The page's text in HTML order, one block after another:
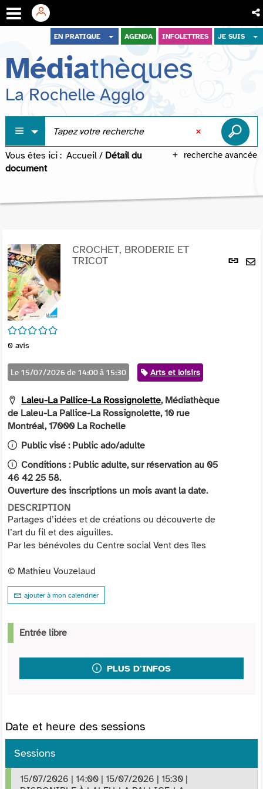
menu
contenu
recherche
EN PRATIQUE AGENDA INFOLETTRES JE SUIS
Médiathèques
La Rochelle Agglo
recherche avancée
Vous êtes ici : Accueil / Détail du
document
Lien
/5
0 avis
CROCHET, BRODERIE ET
TRICOT
Le 15/07/2026 de 14:00 à 15:30 Catégorie
Arts et loisirs
Laleu-La Pallice-La Rossignolette, Médiathèque
de Laleu-La Pallice-La Rossignolette, 10 rue
Montréal, 17000 La Rochelle
Public visé : Public ado/adulte
Conditions : Public adulte, sur réservation au 05
46 42 25 58.
Ouverture des inscriptions un mois avant la date.
DESCRIPTION
Partages d’idées et de créations ou découverte de
l’art du fil et des aiguilles.
Par les bénévoles du Centre social Vent des îles
© Mathieu Vouzelaud
ajouter à mon calendrier
Entrée libre
PLUS D'INFOS
Date et heure des sessions
Sessions
15/07/2026 | 14:00 | 15/07/2026 | 15:30 |